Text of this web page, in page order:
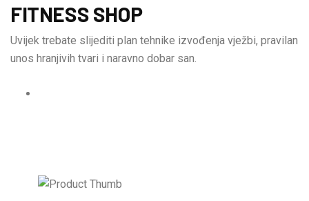
FITNESS SHOP
Uvijek trebate slijediti plan tehnike izvođenja vježbi, pravilan
unos hranjivih tvari i naravno dobar san.